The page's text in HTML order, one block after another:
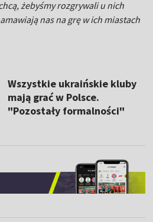
żebyśmy rozgrywali u nich
nas na grę w ich miastach
Wszystkie ukraińskie kluby
mają grać w Polsce.
"Pozostały formalności"